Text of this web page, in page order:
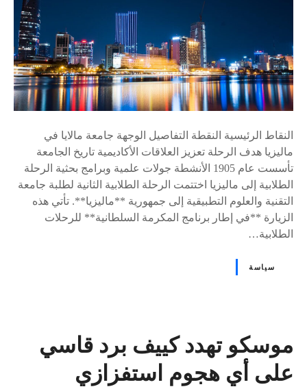
النقاط الرئيسية النقطة التفاصيل الوجهة جامعة مالايا في
ماليزيا هدف الرحلة تعزيز العلاقات الأكاديمية تاريخ الجامعة
تأسست عام 1905 الأنشطة جولات علمية وبرامج بحثية الرحلة
الطلابية إلى ماليزيا اختتمت الرحلة الطلابية الثانية لطلبة جامعة
التقنية والعلوم التطبيقية إلى جمهورية **ماليزيا**. تأتي هذه
الزيارة **في إطار برنامج المكرمة السلطانية** للرحلات
الطلابية…
سياسة
موسكو تهدد كييف برد قاسي
على أي هجوم استفزازي